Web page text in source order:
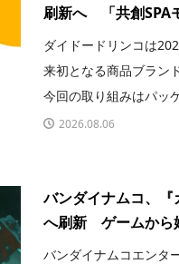
刷新へ 「共創SPA
ダイドードリンコは
来初となる商品ブラン
今回の取り組みはパッ
2026.08.06
バンダイナムコ、
へ刷新 ゲームから
バンダイナムコエンタ